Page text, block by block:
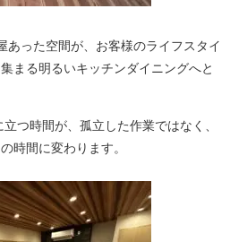
あった空間が、お客様のライフスタイ
まる明るいキッチンダイニングへと
立つ時間が、孤立した作業ではなく、
時間に変わります。